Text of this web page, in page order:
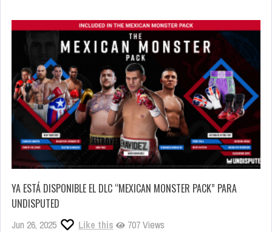
YA ESTÁ DISPONIBLE EL DLC “MEXICAN MONSTER PACK” PARA
UNDISPUTED
Jun 26, 2025 Like this 707 Views